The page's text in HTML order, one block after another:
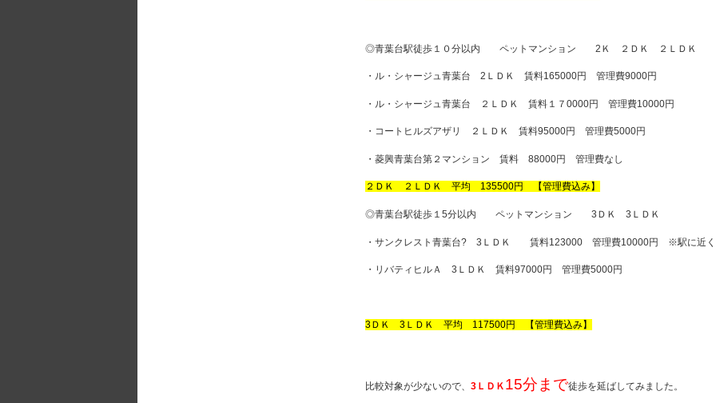
◎青葉台駅徒歩１０分以内 ペットマンション 2Ｋ ２ＤＫ ２ＬＤＫ
・ル・シャージュ青葉台 2ＬＤＫ 賃料165000円 管理費9000円
・ル・シャージュ青葉台 ２ＬＤＫ 賃料１７0000円 管理費10000円
・コートヒルズアザリ ２ＬＤＫ 賃料95000円 管理費5000円
・菱興青葉台第２マンション 賃料 88000円 管理費なし
２ＤＫ ２ＬＤＫ 平均 135500円 【管理費込み】
◎青葉台駅徒歩１5分以内 ペットマンション 3ＤＫ 3ＬＤＫ
・サンクレスト青葉台? 3ＬＤＫ 賃料123000 管理費10000円 ※駅に近く
・リバティヒルＡ 3ＬＤＫ 賃料97000円 管理費5000円
3ＤＫ 3ＬＤＫ 平均 117500円 【管理費込み】
比較対象が少ないので、 3ＬＤＫ 15分まで徒歩を延ばしてみました。